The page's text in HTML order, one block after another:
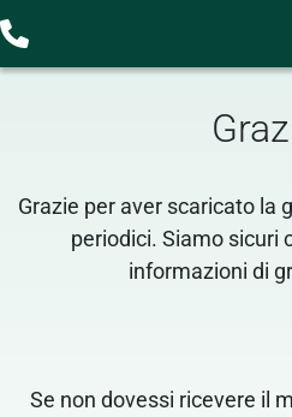
Grazie per aver scaricato la
periodici. Siamo sicuri
informazioni di
Se non dovessi ricevere il